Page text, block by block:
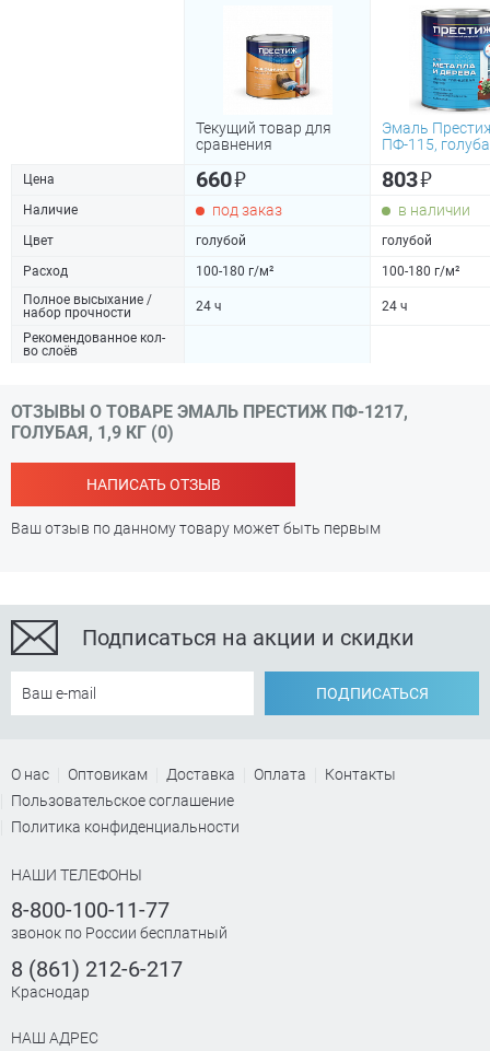
Текущий товар для
сравнения
Эмаль
ПФ-115,
Цена 660₽ 803₽
Наличие под заказ в наличии
Цвет голубой
голубой
Расход
100-180 г/м²
100-180 г/м²
Полное высыхание /
набор прочности
24 ч 24 ч
Рекомендованное кол-
во слоёв
ОТЗЫВЫ О ТОВАРЕ ЭМАЛЬ ПРЕСТИЖ ПФ-1217,
ГОЛУБАЯ, 1,9 КГ (0)
НАПИСАТЬ ОТЗЫВ
Ваш отзыв по данному товару может быть первым
Подписаться на акции и скидки
ПОДПИСАТЬСЯ
О нас Оптовикам Доставка Оплата
Контакты
Пользовательское соглашение
Политика конфиденциальности
НАШИ ТЕЛЕФОНЫ
8-800-100-11-77
звонок по России бесплатный
8 (861) 212-6-217
Краснодар
НАШ АДРЕС